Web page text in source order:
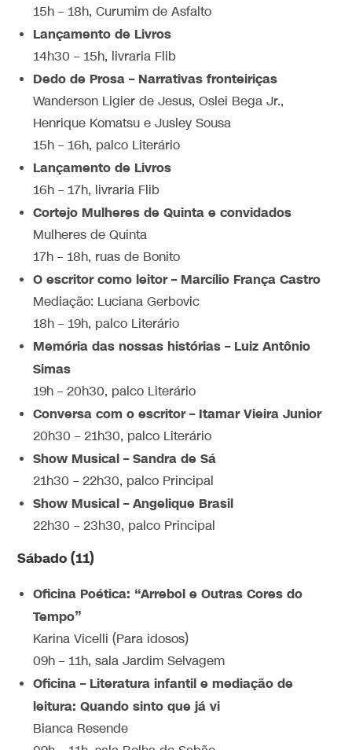
15h – 18h, Curumim de Asfalto
Lançamento de Livros
14h30 – 15h, livraria Flib
Dedo de Prosa – Narrativas fronteiriças
Wanderson Ligier de Jesus, Oslei Bega Jr.,
Henrique Komatsu e Jusley Sousa
15h – 16h, palco Literário
Lançamento de Livros
16h – 17h, livraria Flib
Cortejo Mulheres de Quinta e convidados
Mulheres de Quinta
17h – 18h, ruas de Bonito
O escritor como leitor – Marcílio França Castro
Mediação: Luciana Gerbovic
18h – 19h, palco Literário
Memória das nossas histórias – Luiz Antônio
Simas
19h – 20h30, palco Literário
Conversa com o escritor – Itamar Vieira Junior
20h30 – 21h30, palco Literário
Show Musical – Sandra de Sá
21h30 – 22h30, palco Principal
Show Musical – Angelique Brasil
22h30 – 23h30, palco Principal
Sábado (11)
Oficina Poética: “Arrebol e Outras Cores do
Tempo”
Karina Vicelli (Para idosos)
09h – 11h, sala Jardim Selvagem
Oficina – Literatura infantil e mediação de
leitura: Quando sinto que já vi
Bianca Resende